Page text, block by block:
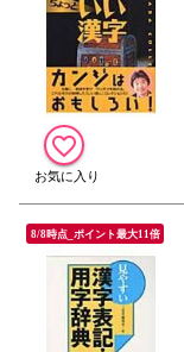
8/8時点_ポイント最大11倍